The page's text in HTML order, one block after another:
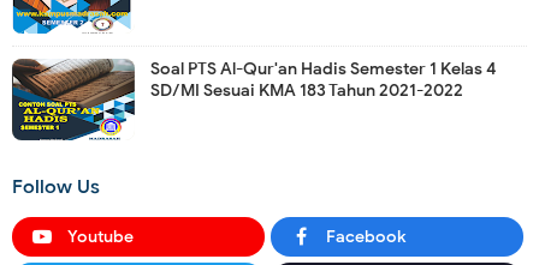
Soal PTS Al-Qur'an Hadis Semester 1 Kelas 4
SD/MI Sesuai KMA 183 Tahun 2021-2022
Follow Us
Youtube Facebook